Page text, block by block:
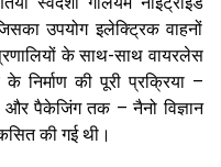
उपयोग इलेक्ट्रिक वाहनों
के साथ-साथ वायरलेस
निर्माण की पूरी प्रक्रिया –
और पैकेजिंग तक – नैनो विज्ञान
की गई थी।